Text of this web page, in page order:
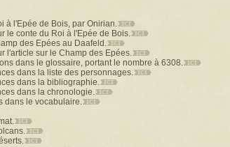
à l'Epée de Bois, par Onirian.
le conte du Roi à l'Epée de Bois.
des Epées au Daafeld.
l'article sur le Champ des Epées.
dans le glossaire, portant le nombre à 6308.
dans la liste des personnages.
dans la bibliographie.
dans la chronologie.
dans le vocabulaire.